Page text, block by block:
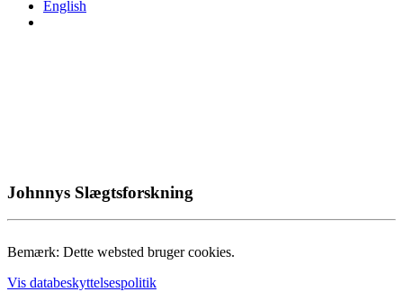
English
Johnnys Slægtsforskning
Bemærk: Dette websted bruger cookies.
Vis databeskyttelsespolitik